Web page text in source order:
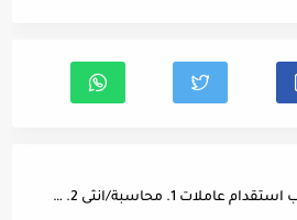
مطلوب للعمل في مكتب استقدام عاملات 1. محاسبة/انثى 2. مبرمج/ذكر